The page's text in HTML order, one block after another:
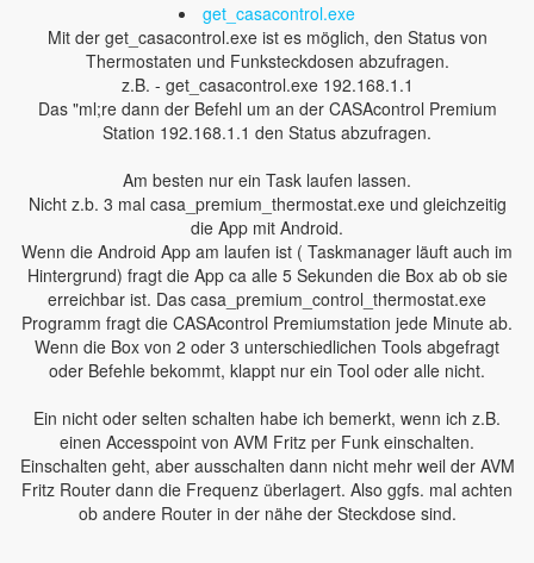
get_casacontrol.exe
Mit der get_casacontrol.exe ist es möglich, den Status von
Thermostaten und Funksteckdosen abzufragen.
z.B. - get_casacontrol.exe 192.168.1.1
Das "ml;re dann der Befehl um an der CASAcontrol Premium
Station 192.168.1.1 den Status abzufragen.
Am besten nur ein Task laufen lassen.
Nicht z.b. 3 mal casa_premium_thermostat.exe und gleichzeitig
die App mit Android.
Wenn die Android App am laufen ist ( Taskmanager läuft auch im
Hintergrund) fragt die App ca alle 5 Sekunden die Box ab ob sie
erreichbar ist. Das casa_premium_control_thermostat.exe
Programm fragt die CASAcontrol Premiumstation jede Minute ab.
Wenn die Box von 2 oder 3 unterschiedlichen Tools abgefragt
oder Befehle bekommt, klappt nur ein Tool oder alle nicht.
Ein nicht oder selten schalten habe ich bemerkt, wenn ich z.B.
einen Accesspoint von AVM Fritz per Funk einschalten.
Einschalten geht, aber ausschalten dann nicht mehr weil der AVM
Fritz Router dann die Frequenz überlagert. Also ggfs. mal achten
ob andere Router in der nähe der Steckdose sind.